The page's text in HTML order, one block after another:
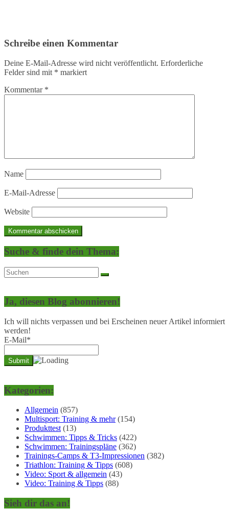
Schreibe einen Kommentar
Deine E-Mail-Adresse wird nicht veröffentlicht. Erforderliche
Felder sind mit * markiert
Kommentar *
Name
E-Mail-Adresse
Website
Suche & finde dein Thema:
Ja, diesen Blog abonnieren!
Ich will nichts verpassen und bei Erscheinen neuer Artikel informiert
werden!
E-Mail*
Kategorien:
Allgemein (857)
Multisport: Training & mehr(154)
Produkttest(13)
Schwimmen: Tipps & Tricks (422)
Schwimmen: Trainingspläne (362)
Trainings-Camps & T3-Impressionen (382)
Triathlon: Training & Tipps (608)
Video: Sport & allgemein (43)
Video: Training & Tipps (88)
Sieh dir das an!